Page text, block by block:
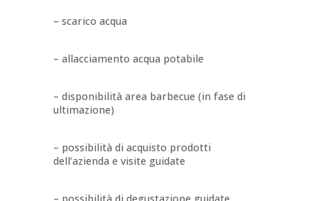
– scarico acqua
– allacciamento acqua potabile
– disponibilità area barbecue (in fase di
ultimazione)
– possibilità di acquisto prodotti
dell’azienda e visite guidate